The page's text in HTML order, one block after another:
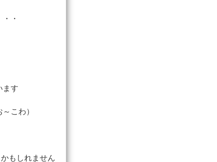
・
ます
こわ）
もしれません